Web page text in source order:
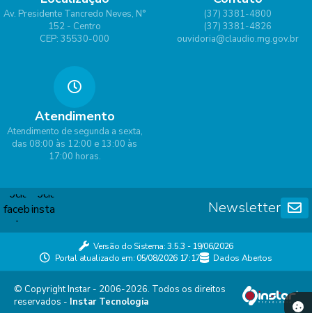
Av. Presidente Tancredo Neves, N°
152 - Centro
CEP: 35530-000
(37) 3381-4800
(37) 3381-4826
ouvidoria@claudio.mg.gov.br
Atendimento
Atendimento de segunda a sexta,
das 08:00 às 12:00 e 13:00 às
17:00 horas.
Newsletter
Versão do Sistema:3.5.3 - 19/06/2026
Portal atualizado em:05/08/2026 17:17 Dados Abertos
© Copyright Instar - 2006-2026. Todos os direitos
reservados - Instar Tecnologia